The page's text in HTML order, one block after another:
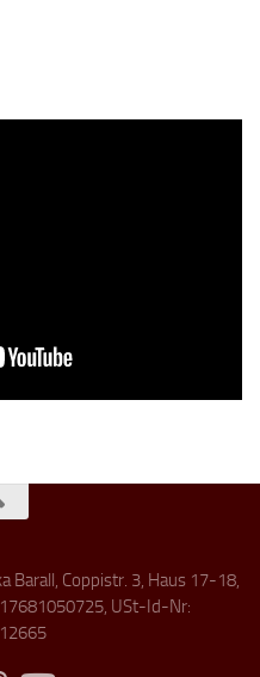
Barall, Coppistr. 3, Haus 17-18,
USt-Id-Nr: